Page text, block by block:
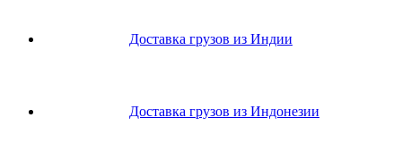
Доставка грузов из Индии
Доставка грузов из Индонезии